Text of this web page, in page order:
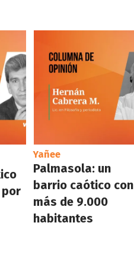
Yañee
Palmasola: un
barrio caótico con
más de 9.000
habitantes